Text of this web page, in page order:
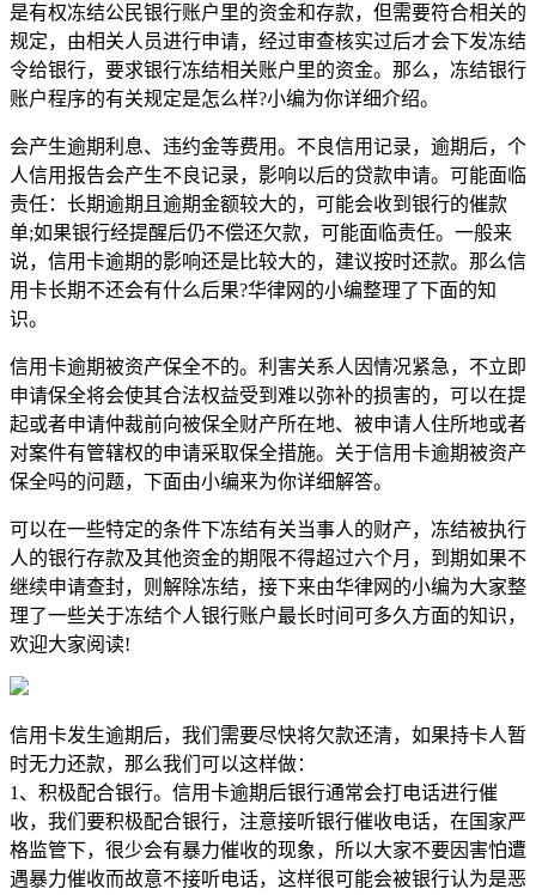
是有权冻结公民银行账户里的资金和存款，但需要符合相关的
规定，由相关人员进行申请，经过审查核实过后才会下发冻结
令给银行，要求银行冻结相关账户里的资金。那么，冻结银行
账户程序的有关规定是怎么样?小编为你详细介绍。
会产生逾期利息、违约金等费用。不良信用记录，逾期后，个
人信用报告会产生不良记录，影响以后的贷款申请。可能面临
责任：长期逾期且逾期金额较大的，可能会收到银行的催款
单;如果银行经提醒后仍不偿还欠款，可能面临责任。一般来
说，信用卡逾期的影响还是比较大的，建议按时还款。那么信
用卡长期不还会有什么后果?华律网的小编整理了下面的知
识。
信用卡逾期被资产保全不的。利害关系人因情况紧急，不立即
申请保全将会使其合法权益受到难以弥补的损害的，可以在提
起或者申请仲裁前向被保全财产所在地、被申请人住所地或者
对案件有管辖权的申请采取保全措施。关于信用卡逾期被资产
保全吗的问题，下面由小编来为你详细解答。
可以在一些特定的条件下冻结有关当事人的财产，冻结被执行
人的银行存款及其他资金的期限不得超过六个月，到期如果不
继续申请查封，则解除冻结，接下来由华律网的小编为大家整
理了一些关于冻结个人银行账户最长时间可多久方面的知识，
欢迎大家阅读!
信用卡发生逾期后，我们需要尽快将欠款还清，如果持卡人暂
时无力还款，那么我们可以这样做：
1、积极配合银行。信用卡逾期后银行通常会打电话进行催
收，我们要积极配合银行，注意接听银行催收电话，在国家严
格监管下，很少会有暴力催收的现象，所以大家不要因害怕遭
遇暴力催收而故意不接听电话，这样很可能会被银行认为是恶